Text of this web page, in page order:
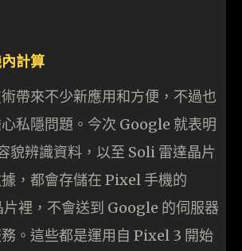
計算
帶來不少新應用和方便，不過也
私隱問題。今次 Google 就表明
貌辨識資料，以至 Soli 雷達晶片
，都會存儲在 Pixel 手機的
裡，不會送到 Google 的伺服器
。這些都是運用自 Pixel 3 開始